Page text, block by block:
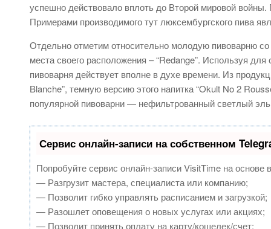
успешно действовало вплоть до Второй мировой войны.
Примерами производимого тут люксембургского пива
Отдельно отметим относительно молодую пивоварню
места своего расположения – “Redange”. Используя
пивоварня действует вполне в духе времени. Из
Blanche”, темную версию этого напитка “Okult No 2
популярной пивоварни — нефильтрованный светлый эль
Сервис онлайн-записи на собственном
Попробуйте сервис онлайн-записи VisitTime на основе
— Разгрузит мастера, специалиста или компанию;
— Позволит гибко управлять расписанием и загрузкой;
— Разошлет оповещения о новых услугах или акциях;
— Позволит принять оплату на карту/кошелек/счет;